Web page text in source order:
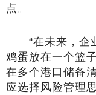
点。
“在未来，企业
鸡蛋放在一个篮
在多个港口储备
应选择风险管理